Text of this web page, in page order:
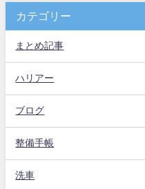
カテゴリー
まとめ記事
ハリアー
ブログ
整備手帳
洗車